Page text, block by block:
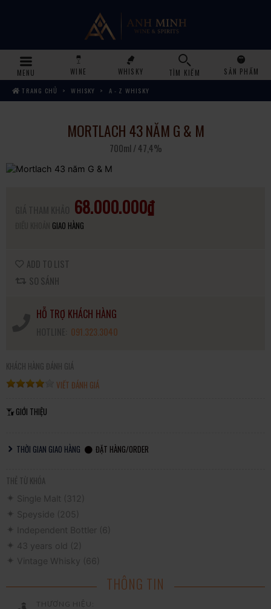
MENU WINE WHISKY TÌM KIẾM
SẢN PHẨM
TRANG CHỦ
WHISKY A - Z WHISKY
MORTLACH 43 NĂM G & M
700ml / 47,4%
68.000.000₫
GIAO HÀNG
ADD TO LIST
SO SÁNH
HỖ TRỢ KHÁCH HÀNG
091.323.3040
KHÁCH HÀNG ĐÁNH GIÁ
VIẾT ĐÁNH GIÁ
GIỚI THIỆU
THỜI GIAN GIAO HÀNG ĐẶT HÀNG/ORDER
THẺ TỪ KHÓA
Single Malt (312)
Speyside (205)
Independent Bottler (6)
43 years old (2)
Vintage Whisky (66)
THÔNG TIN
THƯƠNG HIỆU: